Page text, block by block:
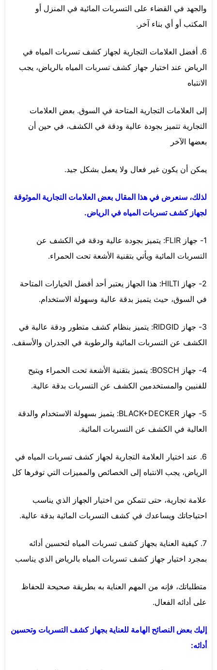
والجهد في القضاء على التسربات المائية في المنزل أو
المكتب أو أي بناء آخر.
6. أفضل العلامات التجارية لجهاز كشف تسربات المياه في
الرياض عند اختيار جهاز كشف تسربات المياه بالرياض، يجب
الانتباه
إلى العلامات التجارية المتاحة في السوق. بعض العلامات
التجارية تتميز بجودة عالية ودقة في الكشف، في حين أن
بعضها الآخر
يمكن أن يكون غير فعال ولا يعمل بشكل جيد.
لذلك، سنعرض في هذا المقال بعض العلامات التجارية الموثوقة
لجهاز كشف تسربات المياه في الرياض.
1- جهاز FLIR: يتميز بجودة عالية ودقة في الكشف عن
التسربات المائية ويأتي بتقنية الأشعة تحت الحمراء.
2- جهاز HILTI: هذا الجهاز يعتبر أحد أفضل الخيارات المتاحة
في السوق، حيث يتميز بدقة عالية وسهولة الاستخدام.
3- جهاز RIDGID: يتميز بنظام كشف متطور ودقة عالية في
الكشف عن التسربات المائية والرطوبة في الجدران والأسقف.
4- جهاز BOSCH: يتميز بتقنية الأشعة تحت الحمراء ويتيح
للفنيين والمستخدمين الكشف عن التسربات بدقة عالية.
5- جهاز BLACK+DECKER: يتميز بسهولة الاستخدام والدقة
العالية في الكشف عن التسربات المائية.
6. عند اختيار العلامة التجارية لجهاز كشف تسربات المياه في
الرياض، يجب الانتباه إلى الخصائص والمميزات التي توفرها كل
علامة تجارية، حتى تتمكن من اختيار الجهاز الذي يناسب
احتياجاتك ويساعدك في كشف التسربات المائية بدقة عالية.
7. كيفية العناية بجهاز كشف تسربات المياه لتحسين أدائه
بمجرد اختيار جهاز كشف تسربات المياه بالرياض الذي يناسب
متطلباتك، فإنه من المهم العناية به بطريقة صحيحة للحفاظ
على أدائه الفعال.
إليك بعض النصائح الهامة للعناية بجهاز كشف التسربات وتحسين
أدائه: